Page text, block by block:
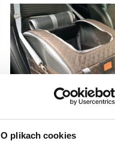
O plikach cookies